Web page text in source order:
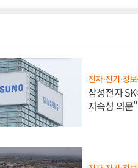
전자·전기·정
삼성전자
지속성 의문"